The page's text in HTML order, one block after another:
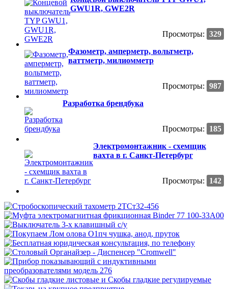
GWU1R, GWE2R
Просмотры: 329
Фазометр, амперметр, вольтметр,
ваттметр, милиомметр
Просмотры: 987
Разработка брендбука
Просмотры:
185
Электромонтажник - схемщик
вахта в г. Санкт-Петербург
Просмотры: 142